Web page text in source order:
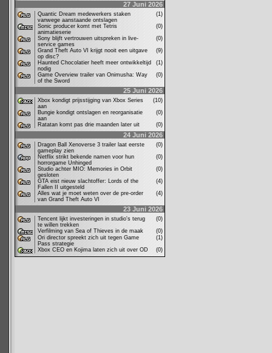
27 Juni 2026
Quantic Dream medewerkers staken
vanwege aanstaande ontslagen
(1)
Sonic producer komt met Tetris
animatieserie
(0)
Sony blijft vertrouwen uitspreken in live-
service games
(0)
Grand Theft Auto VI krijgt nooit een uitgave
op disc?
(9)
Haunted Chocolatier heeft meer ontwikkeltijd
nodig
(1)
Game Overview trailer van Onimusha: Way
of the Sword
(0)
25 Juni 2026
Xbox kondigt prijsstijging van Xbox Series
aan
(10)
Bungie kondigt ontslagen en reorganisatie
aan
(0)
Ratatan komt pas drie maanden later uit
(0)
24 Juni 2026
Dragon Ball Xenoverse 3 trailer laat eerste
gameplay zien
(0)
Netflix strikt bekende namen voor hun
horrorgame Unhinged
(0)
Studio achter MIO: Memories in Orbit
gesloten
(0)
GTA eist nieuw slachtoffer: Lords of the
Fallen II uitgesteld
(4)
Alles wat je moet weten over de pre-order
van Grand Theft Auto VI
(4)
23 Juni 2026
Tencent lijkt investeringen in studio's terug
te willen trekken
(0)
Verfilming van Sea of Thieves in de maak
(0)
Ori director spreekt zich uit tegen Game
Pass strategie
(1)
Xbox CEO en Kojima laten zich uit over OD
(0)